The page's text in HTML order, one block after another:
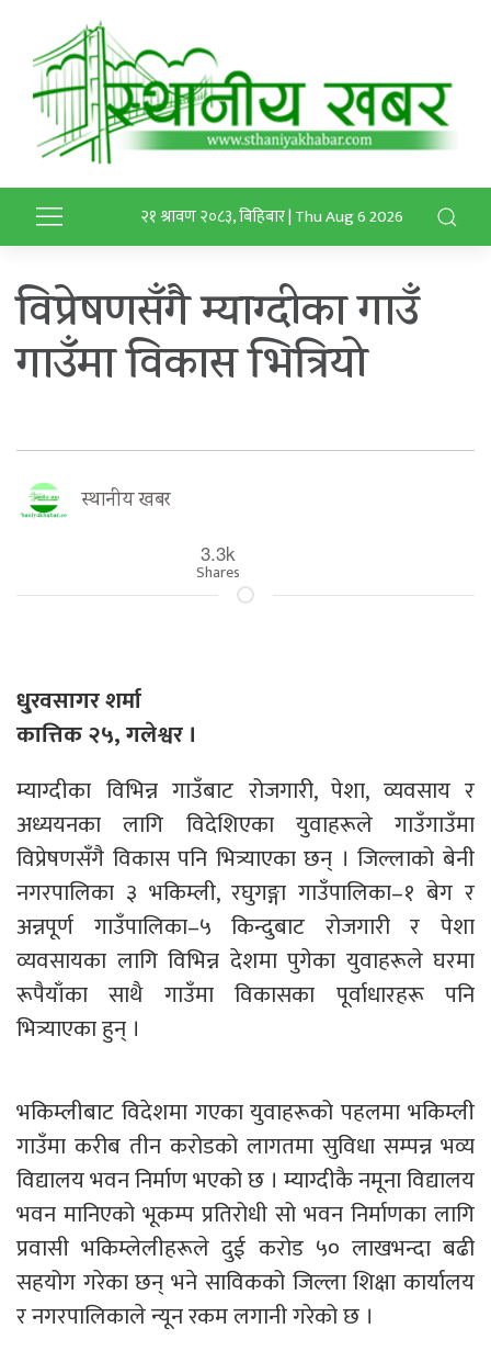
२१ श्रावण २०८३, बिहिबार | Thu Aug 6 2026
विप्रेषणसँगै म्याग्दीका गाउँ
गाउँमा विकास भित्रियो
स्थानीय खबर
3.3k
Shares
धु्रवसागर शर्मा
कात्तिक २५, गलेश्वर ।
म्याग्दीका विभिन्न गाउँबाट रोजगारी, पेशा, व्यवसाय र
अध्ययनका लागि विदेशिएका युवाहरूले गाउँगाउँमा
विप्रेषणसँगै विकास पनि भित्र्याएका छन् । जिल्लाको बेनी
नगरपालिका ३ भकिम्ली, रघुगङ्गा गाउँपालिका–१ बेग र
अन्नपूर्ण गाउँपालिका–५ किन्दुबाट रोजगारी र पेशा
व्यवसायका लागि विभिन्न देशमा पुगेका युवाहरूले घरमा
रूपैयाँका साथै गाउँमा विकासका पूर्वाधारहरू पनि
भित्र्याएका हुन् ।
भकिम्लीबाट विदेशमा गएका युवाहरूको पहलमा भकिम्ली
गाउँमा करीब तीन करोडको लागतमा सुविधा सम्पन्न भव्य
विद्यालय भवन निर्माण भएको छ । म्याग्दीकै नमूना विद्यालय
भवन मानिएको भूकम्प प्रतिरोधी सो भवन निर्माणका लागि
प्रवासी भकिम्लेलीहरूले दुई करोड ५० लाखभन्दा बढी
सहयोग गरेका छन् भने साविकको जिल्ला शिक्षा कार्यालय
र नगरपालिकाले न्यून रकम लगानी गरेको छ ।